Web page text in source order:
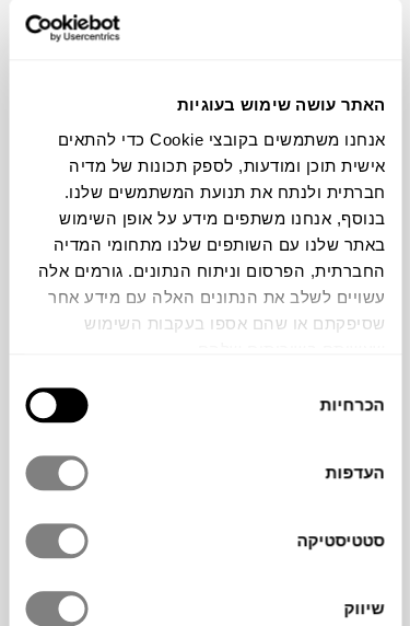
האתר עושה שימוש בעוגיות
אנחנו משתמשים בקובצי Cookie כדי להתאים
אישית תוכן ומודעות, לספק תכונות של מדיה
חברתית ולנתח את תנועת המשתמשים שלנו.
בנוסף, אנחנו משתפים מידע על אופן השימוש
באתר שלנו עם השותפים שלנו מתחומי המדיה
החברתית, הפרסום וניתוח הנתונים. גורמים אלה
עשויים לשלב את הנתונים האלה עם מידע אחר
שסיפקתם או שהם אספו בעקבות השימוש
הסכמה
הכרחיות
העדפות
סטטיסטיקה
שיווק
SOLD
אהוד רז